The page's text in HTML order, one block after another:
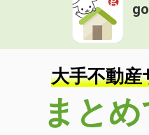
大手不動産
まとめ